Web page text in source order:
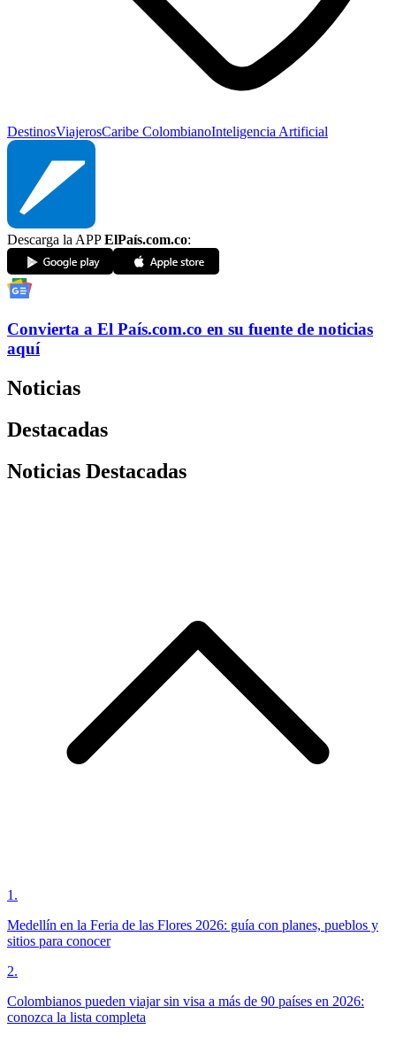
DestinosViajerosCaribe ColombianoInteligencia Artificial
Descarga la APPElPaís.com.co:
Convierta a El País.com.co en su fuente de noticias
aquí
Noticias
Destacadas
Noticias Destacadas
1 .
Medellín en la Feria de las Flores 2026: guía con planes, pueblos y
sitios para conocer
2.
Colombianos pueden viajar sin visa a más de 90 países en 2026:
conozca la lista completa